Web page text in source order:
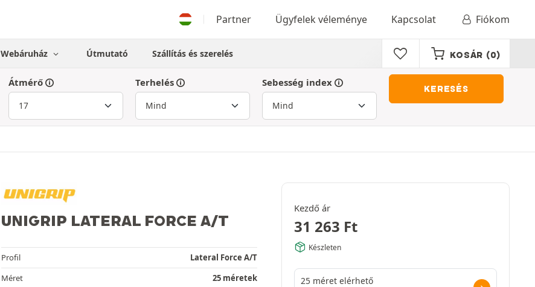
Partner Ügyfelek véleménye Kapcsolat Fiókom
Webáruház Útmutató Szállítás és szerelés KOSÁR (0)
Átmérő Terhelés Sebesség index
KERESÉS
UNIGRIP LATERAL FORCE A/T
Profil
Lateral Force A/T
Méret
25 méretek
Kezdő ár
31 263 Ft
Készleten
25 méret elérhető